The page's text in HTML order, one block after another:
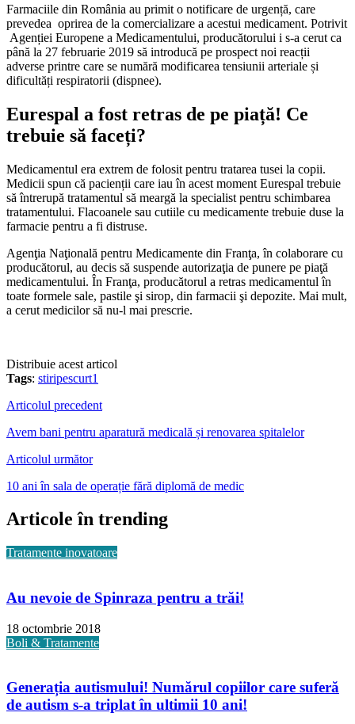
Farmaciile din România au primit o notificare de urgență, care
prevedea oprirea de la comercializare a acestui medicament. Potrivit
Agenției Europene a Medicamentului, producătorului i s-a cerut ca
până la 27 februarie 2019 să introducă pe prospect noi reacții
adverse printre care se numără modificarea tensiunii arteriale și
dificultăți respiratorii (dispnee).
Eurespal a fost retras de pe piață! Ce
trebuie să faceți?
Medicamentul era extrem de folosit pentru tratarea tusei la copii.
Medicii spun că pacienții care iau în acest moment Eurespal trebuie
să întrerupă tratamentul să meargă la specialist pentru schimbarea
tratamentului. Flacoanele sau cutiile cu medicamente trebuie duse la
farmacie pentru a fi distruse.
Agenţia Naţională pentru Medicamente din Franţa, în colaborare cu
producătorul, au decis să suspende autorizaţia de punere pe piaţă
medicamentului. În Franţa, producătorul a retras medicamentul în
toate formele sale, pastile şi sirop, din farmacii şi depozite. Mai mult,
a cerut medicilor să nu-l mai prescrie.
Distribuie acest articol
Tags: stiripescurt1
Articolul precedent
Avem bani pentru aparatură medicală și renovarea spitalelor
Articolul următor
10 ani în sala de operație fără diplomă de medic
Articole în trending
Tratamente inovatoare
Au nevoie de Spinraza pentru a trăi!
18 octombrie 2018
Boli & Tratamente
Generația autismului! Numărul copiilor care suferă
de autism s-a triplat în ultimii 10 ani!